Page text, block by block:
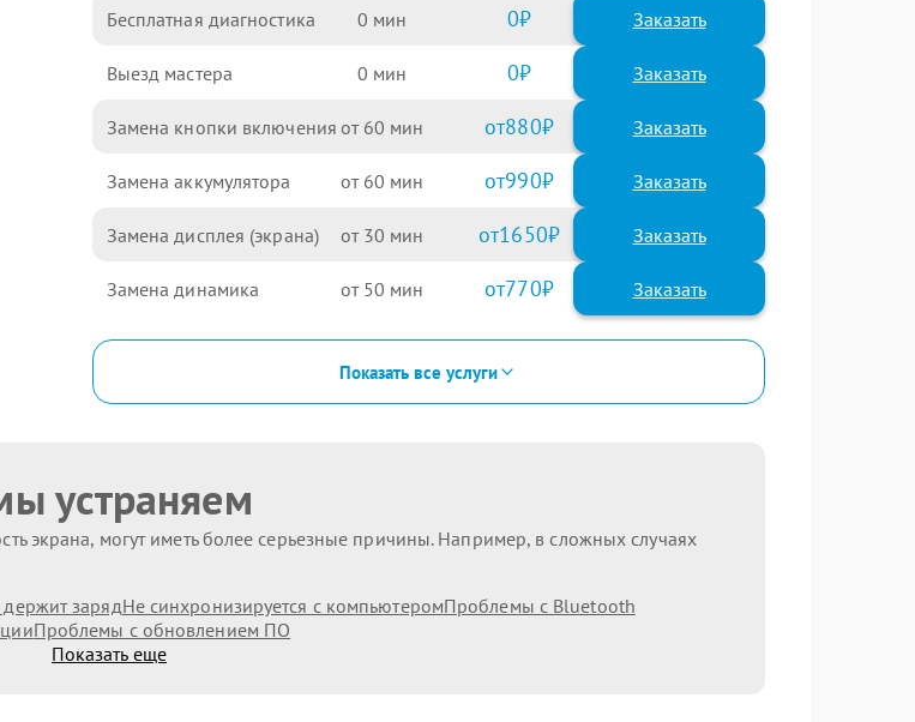
Бесплатная диагностика 0 0 Заказать
Выезд мастера 0 0 Заказать
Замена кнопки включения 60 880
Замена аккумулятора 60 990
Замена дисплея (экрана) 30 1650
Замена динамика 50 770
Показать все услуги
устраняем
экрана, могут иметь более серьезные причины. Например, в сложных случаях
зарядНе синхронизируется с компьютеромПроблемы с Bluetooth
Проблемы с обновлением ПО
Показать еще